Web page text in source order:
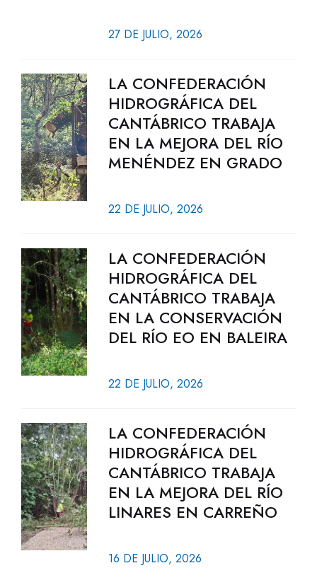
27 DE JULIO, 2026
LA CONFEDERACIÓN
HIDROGRÁFICA DEL
CANTÁBRICO TRABAJA
EN LA MEJORA DEL RÍO
MENÉNDEZ EN GRADO
22 DE JULIO, 2026
LA CONFEDERACIÓN
HIDROGRÁFICA DEL
CANTÁBRICO TRABAJA
EN LA CONSERVACIÓN
DEL RÍO EO EN BALEIRA
22 DE JULIO, 2026
LA CONFEDERACIÓN
HIDROGRÁFICA DEL
CANTÁBRICO TRABAJA
EN LA MEJORA DEL RÍO
LINARES EN CARREÑO
16 DE JULIO, 2026